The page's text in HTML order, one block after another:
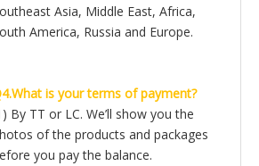
Asia, Middle East, Africa,
America, Russia and Europe.
is your terms of payment?
By TT or LC. We’ll show you the
of the products and packages
you pay the balance.